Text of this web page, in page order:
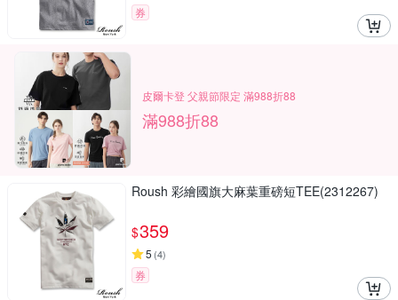
券
皮爾卡登 父親節限定 滿988折88
滿988折88
Roush 彩繪國旗大麻葉重磅短TEE(2312267)
$359
5 (4)
券